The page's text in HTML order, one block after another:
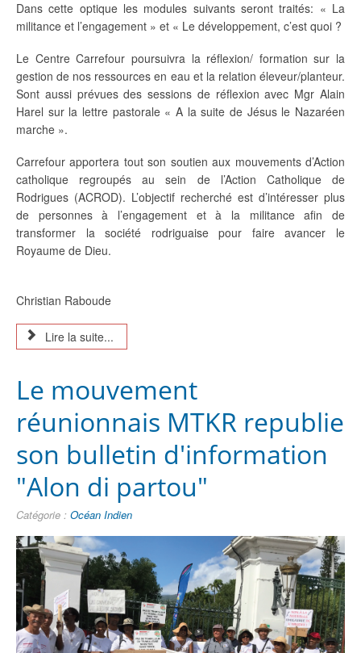
Dans cette optique les modules suivants seront traités: « La
militance et l’engagement » et « Le développement, c’est quoi ?
Le Centre Carrefour poursuivra la réflexion/ formation sur la
gestion de nos ressources en eau et la relation éleveur/planteur.
Sont aussi prévues des sessions de réflexion avec Mgr Alain
Harel sur la lettre pastorale « A la suite de Jésus le Nazaréen
marche ».
Carrefour apportera tout son soutien aux mouvements d’Action
catholique regroupés au sein de l’Action Catholique de
Rodrigues (ACROD). L’objectif recherché est d’intéresser plus
de personnes à l’engagement et à la militance afin de
transformer la société rodriguaise pour faire avancer le
Royaume de Dieu.
Christian Raboude
Lire la suite...
Le mouvement
réunionnais MTKR republie
son bulletin d'information
"Alon di partou"
Catégorie : Océan Indien